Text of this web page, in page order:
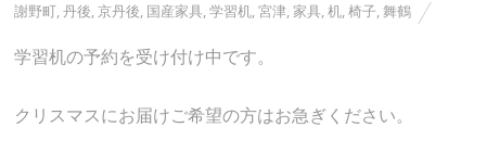
謝野町,丹後,京丹後, 国産家具,学習机,宮津,家具,机,椅子,舞鶴
学習机の予約を受け付け中です。
クリスマスにお届けご希望の方はお急ぎください。